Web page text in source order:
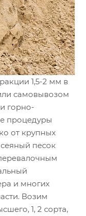
1,5-2 мм в
самовывозом
горно-
процедуры
от крупных
песок
и многих
Возим
1, 2 сорта,